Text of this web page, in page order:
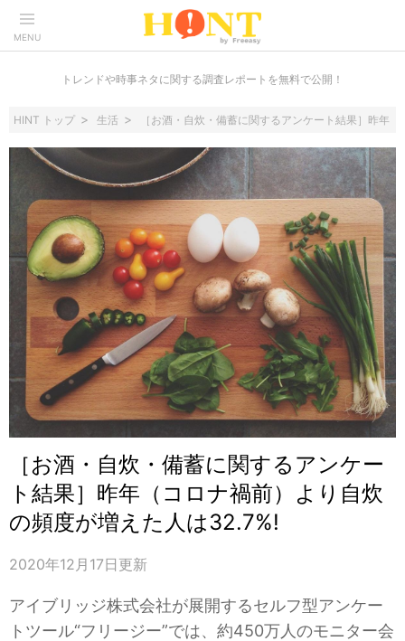
MENU
トレンドや時事ネタに関する調査レポートを無料で公開！
HINT トップ 生活 ［お酒・自炊・備蓄に関するアンケート結果］昨年
［お酒・自炊・備蓄に関するアンケー
ト結果］昨年（コロナ禍前）より自炊
の頻度が増えた人は32.7%!
2020年12月17日 更新
アイブリッジ株式会社が展開するセルフ型アンケー
トツール“フリージー”では、約450万人のモニター会